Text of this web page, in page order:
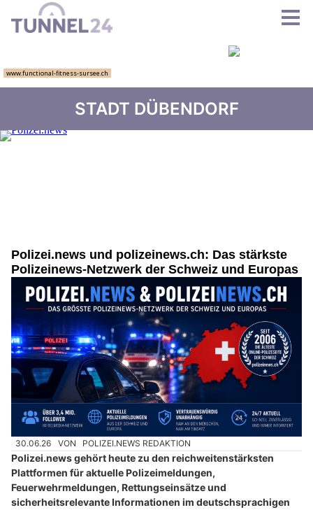
STADT DÜBENDORF
Polizei.news und polizeinews.ch: Das stärkste
Polizeinews-Netzwerk der Schweiz und Europas
30.06.26 VON POLIZEI.NEWS REDAKTION
Polizei.news gehört heute zu den reichweitenstärksten
Plattformen für aktuelle Polizeimeldungen,
Feuerwehrmeldungen, Rettungseinsätze und
sicherheitsrelevante Informationen im deutschsprachigen